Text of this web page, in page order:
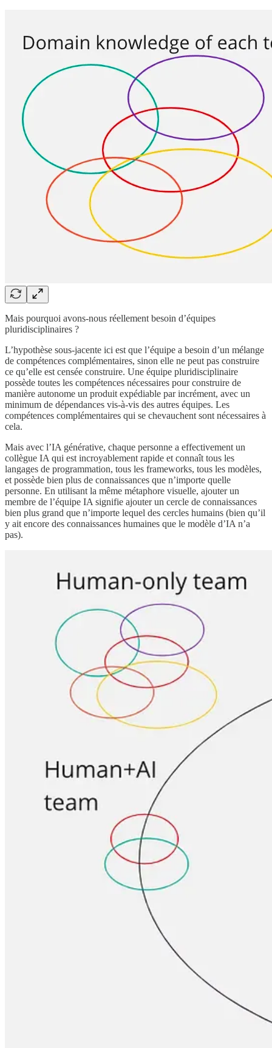
Mais pourquoi avons-nous réellement besoin d’équipes
pluridisciplinaires ?
L’hypothèse sous-jacente ici est que l’équipe a besoin d’un mélange
de compétences complémentaires, sinon elle ne peut pas construire
ce qu’elle est censée construire. Une équipe pluridisciplinaire
possède toutes les compétences nécessaires pour construire de
manière autonome un produit expédiable par incrément, avec un
minimum de dépendances vis-à-vis des autres équipes. Les
compétences complémentaires qui se chevauchent sont nécessaires à
cela.
Mais avec l’IA générative, chaque personne a effectivement un
collègue IA qui est incroyablement rapide et connaît tous les
langages de programmation, tous les frameworks, tous les modèles,
et possède bien plus de connaissances que n’importe quelle
personne. En utilisant la même métaphore visuelle, ajouter un
membre de l’équipe IA signifie ajouter un cercle de connaissances
bien plus grand que n’importe lequel des cercles humains (bien qu’il
y ait encore des connaissances humaines que le modèle d’IA n’a
pas).